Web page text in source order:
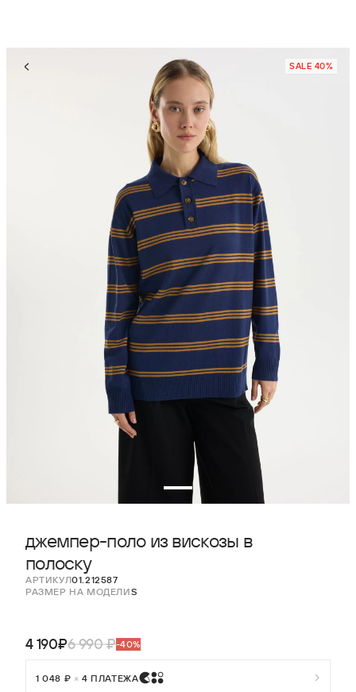
SALE 40%
джемпер-поло из вискозы в
полоску
АРТИКУЛ01.212587
РАЗМЕР НА МОДЕЛИS
4 190₽6 990 ₽-40%
1 048 ₽ × 4 ПЛАТЕЖА